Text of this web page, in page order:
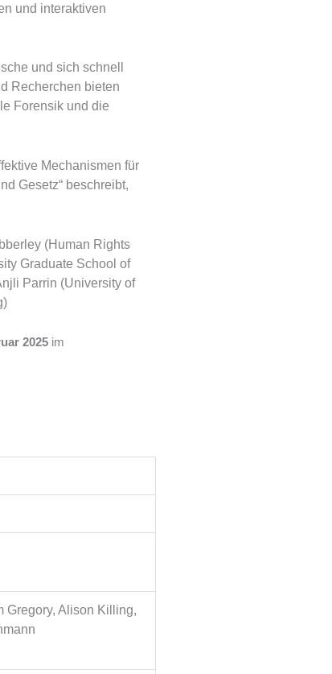
und interaktiven
und sich schnell
Recherchen bieten
Forensik und die
Mechanismen für
Gesetz“ beschreibt,
(Human Rights
Graduate School of
Parrin (University of
2025 im
Gregory, Alison Killing,